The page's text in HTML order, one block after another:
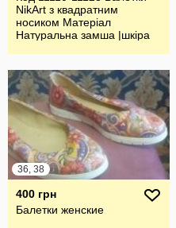
NikArt з квадратним
носиком Матеріал
Натуральна замша |шкіра
36, 38
400 грн
Балетки женские